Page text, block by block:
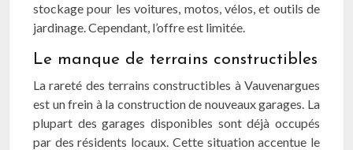
stockage pour les voitures, motos, vélos, et outils de
jardinage. Cependant, l’offre est limitée.
Le manque de terrains constructibles
La rareté des terrains constructibles à Vauvenargues
est un frein à la construction de nouveaux garages. La
plupart des garages disponibles sont déjà occupés
par des résidents locaux. Cette situation accentue le